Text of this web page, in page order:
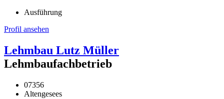
Ausführung
Profil ansehen
Lehmbau Lutz Müller
Lehmbaufachbetrieb
07356
Altengesees